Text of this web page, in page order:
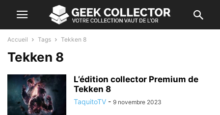
Accueil Tags Tekken 8
Tekken 8
L’édition collector Premium de
Tekken 8
TaquitoTV - 9 novembre 2023